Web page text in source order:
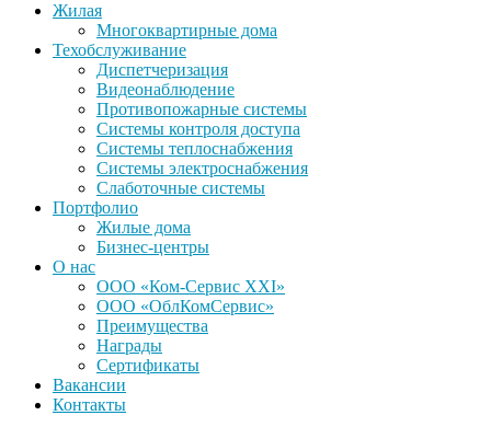
Жилая
Многоквартирные дома
Техобслуживание
Диспетчеризация
Видеонаблюдение
Противопожарные системы
Системы контроля доступа
Системы теплоснабжения
Системы электроснабжения
Слаботочные системы
Портфолио
Жилые дома
Бизнес-центры
О нас
ООО «Ком-Сервис XXI»
ООО «ОблКомСервис»
Преимущества
Награды
Сертификаты
Вакансии
Контакты